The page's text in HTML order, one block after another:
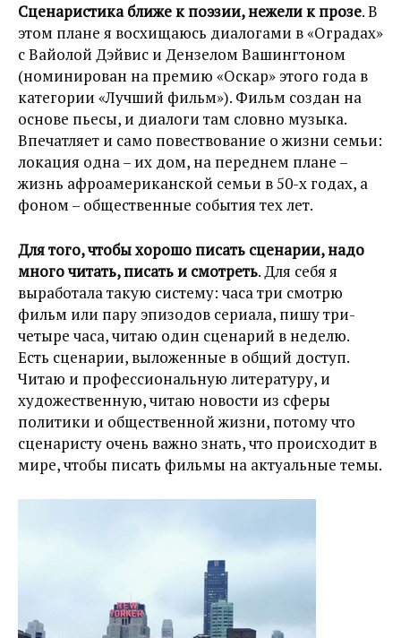
Сценаристика ближе к поэзии, нежели к прозе. В
этом плане я восхищаюсь диалогами в «Оградах»
с Вайолой Дэйвис и Дензелом Вашингтоном
(номинирован на премию «Оскар» этого года в
категории «Лучший фильм»). Фильм создан на
основе пьесы, и диалоги там словно музыка.
Впечатляет и само повествование о жизни семьи:
локация одна – их дом, на переднем плане –
жизнь афроамериканской семьи в 50-х годах, а
фоном – общественные события тех лет.
Для того, чтобы хорошо писать сценарии, надо
много читать, писать и смотреть. Для себя я
выработала такую систему: часа три смотрю
фильм или пару эпизодов сериала, пишу три-
четыре часа, читаю один сценарий в неделю.
Есть сценарии, выложенные в общий доступ.
Читаю и профессиональную литературу, и
художественную, читаю новости из сферы
политики и общественной жизни, потому что
сценаристу очень важно знать, что происходит в
мире, чтобы писать фильмы на актуальные темы.